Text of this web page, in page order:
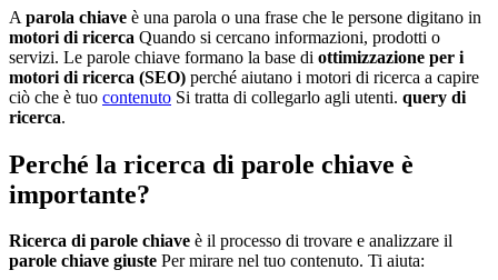
A parola chiave è una parola o una frase che le persone digitano in
motori di ricerca Quando si cercano informazioni, prodotti o
servizi. Le parole chiave formano la base di ottimizzazione per i
motori di ricerca (SEO) perché aiutano i motori di ricerca a capire
ciò che è tuo contenuto Si tratta di collegarlo agli utenti. query di
ricerca.
Perché la ricerca di parole chiave è
importante?
Ricerca di parole chiave è il processo di trovare e analizzare il
parole chiave giuste Per mirare nel tuo contenuto. Ti aiuta: